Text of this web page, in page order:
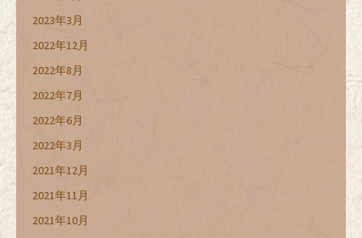
2023年3月
2022年12月
2022年8月
2022年7月
2022年6月
2022年3月
2021年12月
2021年11月
2021年10月